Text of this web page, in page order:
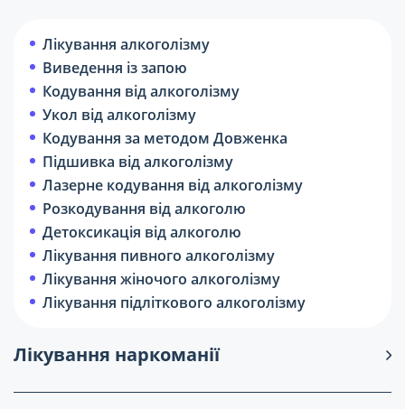
Лікування алкоголізму
Виведення із запою
Кодування від алкоголізму
Укол від алкоголізму
Кодування за методом Довженка
Підшивка від алкоголізму
Лазерне кодування від алкоголізму
Розкодування від алкоголю
Детоксикація від алкоголю
Лікування пивного алкоголізму
Лікування жіночого алкоголізму
Лікування підліткового алкоголізму
Лікування наркоманії